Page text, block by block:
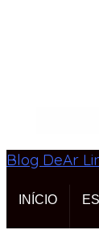
Blog DeAr
INÍCIO